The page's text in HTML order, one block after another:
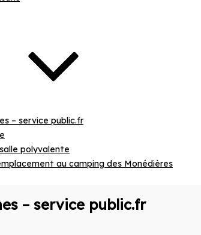
– service public.fr
polyvalente
au camping des Monédières
– service public.fr